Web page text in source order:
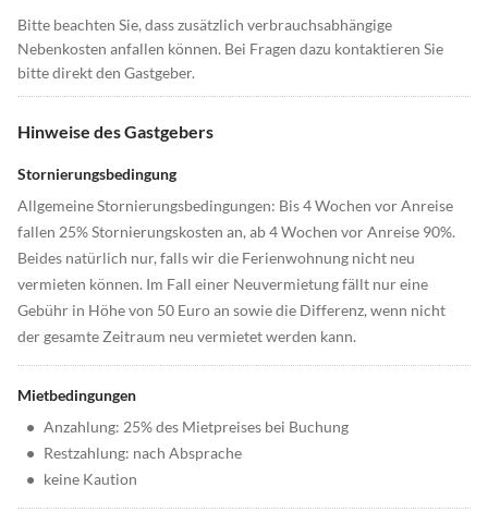
Bitte beachten Sie, dass zusätzlich verbrauchsabhängige
Nebenkosten anfallen können. Bei Fragen dazu kontaktieren Sie
bitte direkt den Gastgeber.
Hinweise des Gastgebers
Stornierungsbedingung
Allgemeine Stornierungsbedingungen: Bis 4 Wochen vor Anreise
fallen 25% Stornierungskosten an, ab 4 Wochen vor Anreise 90%.
Beides natürlich nur, falls wir die Ferienwohnung nicht neu
vermieten können. Im Fall einer Neuvermietung fällt nur eine
Gebühr in Höhe von 50 Euro an sowie die Differenz, wenn nicht
der gesamte Zeitraum neu vermietet werden kann.
Mietbedingungen
• Anzahlung: 25% des Mietpreises bei Buchung
• Restzahlung: nach Absprache
• keine Kaution